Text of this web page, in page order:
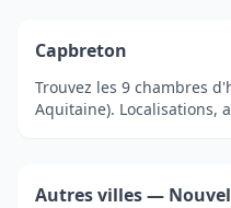
Capbreton
Trouvez les 9 chambres
Aquitaine). Localisations,
Autres villes —